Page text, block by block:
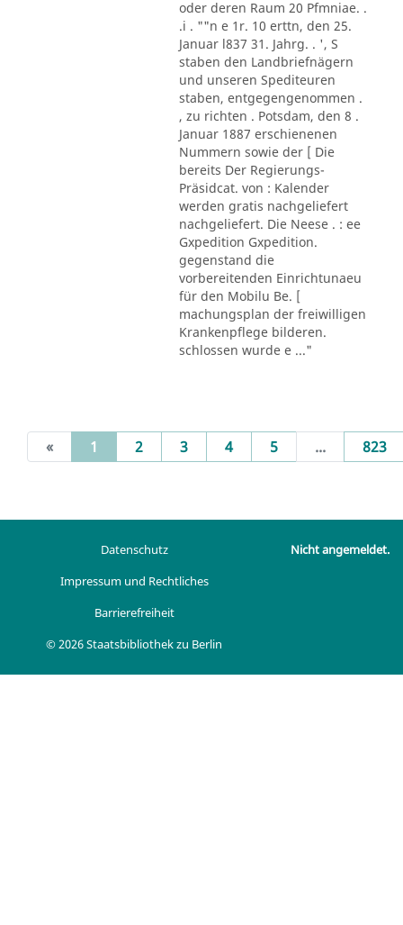
oder deren Raum 20 Pfmniae. .
.i . ""n e 1r. 10 erttn, den 25.
Januar l837 31. Jahrg. . ', S
staben den Landbriefnägern
und unseren Spediteuren
staben, entgegengenommen .
, zu richten . Potsdam, den 8 .
Januar 1887 erschienenen
Nummern sowie der [ Die
bereits Der Regierungs-
Präsidcat. von : Kalender
werden gratis nachgeliefert
nachgeliefert. Die Neese . : ee
Gxpedition Gxpedition.
gegenstand die
vorbereitenden Einrichtunaeu
für den Mobilu Be. [
machungsplan der freiwilligen
Krankenpflege bilderen.
schlossen wurde e ..."
« 1 (current)
2 3 4 5 ... 823
Datenschutz
Impressum und Rechtliches
Barrierefreiheit
© 2026 Staatsbibliothek zu Berlin
Nicht angemeldet.